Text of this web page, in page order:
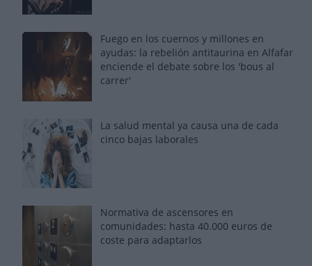
Fuego en los cuernos y millones en
ayudas: la rebelión antitaurina en Alfafar
enciende el debate sobre los 'bous al
carrer'
La salud mental ya causa una de cada
cinco bajas laborales
Normativa de ascensores en
comunidades: hasta 40.000 euros de
coste para adaptarlos